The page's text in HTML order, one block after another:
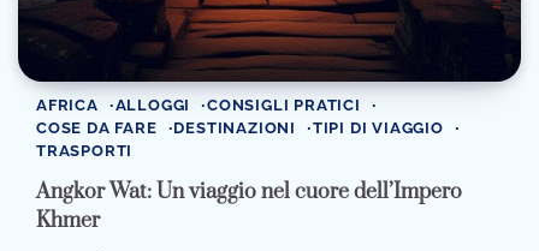
AFRICA ALLOGGI
CONSIGLI PRATICI
COSE DA FARE
DESTINAZIONI
TIPI DI VIAGGIO
TRASPORTI
Angkor Wat: Un viaggio nel cuore dell’Impero
Khmer